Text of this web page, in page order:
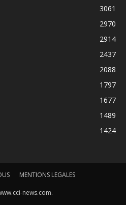
3061
2970
2914
2437
2088
1797
1677
1489
1424
MENTIONS LEGALES
news.com.